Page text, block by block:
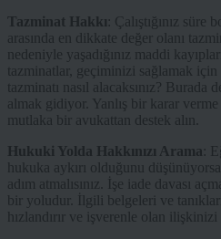
Tazminat Hakkı : Çalıştığınız
arasında en dikkate değer olanı
nedeniyle yaşadığınız maddi
tazminatlar, geçiminizi sağlamak için
tazminatı nasıl alacaksınız?
almak gidiyor. Yanlış bir karar
mutlaka bir avukattan destek alın.
Hukuki Yolda Hakkınızı Arama :
hukuka aykırı olduğunu
adım atmalısınız. İşe iade davası
bir yoludur. İlgili belgeleri ve
hızlandırır ve işverenle olan